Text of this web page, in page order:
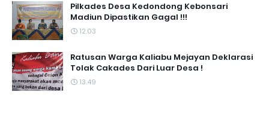
Pilkades Desa Kedondong Kebonsari
Madiun Dipastikan Gagal !!!
12.03
Ratusan Warga Kaliabu Mejayan Deklarasi
Tolak Cakades Dari Luar Desa !
13.49